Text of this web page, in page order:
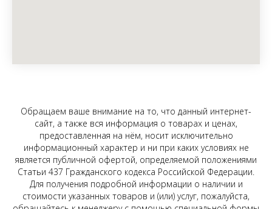
Обращаем ваше внимание на то, что данный интернет-
сайт, а также вся информация о товарах и ценах,
предоставленная на нём, носит исключительно
информационный характер и ни при каких условиях не
является публичной офертой, определяемой положениями
Статьи 437 Гражданского кодекса Российской Федерации.
Для получения подробной информации о наличии и
стоимости указанных товаров и (или) услуг, пожалуйста,